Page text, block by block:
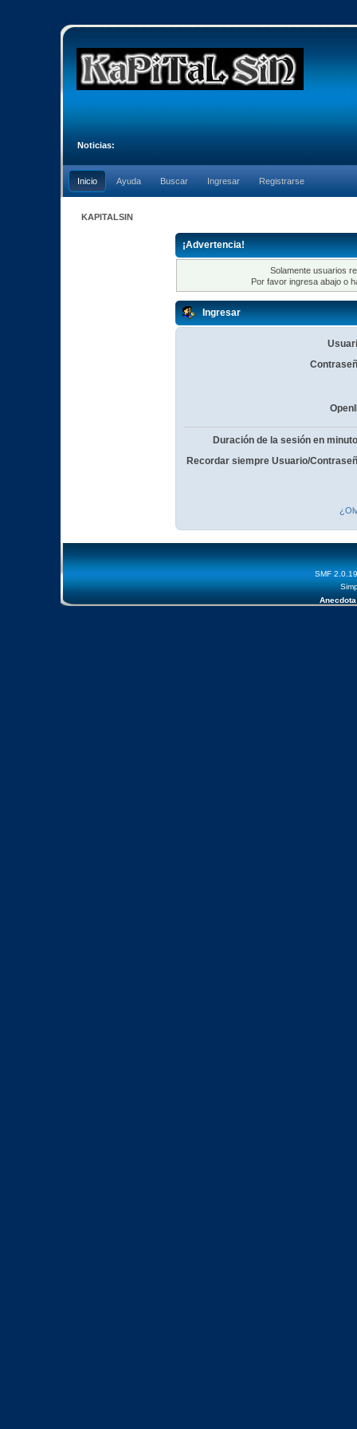
Noticias:
Inicio Ayuda Buscar Ingresar Registrarse
KAPITALSIN
¡Advertencia!
Solamente usuarios
Por favor ingresa abajo o
Ingresar
Duración de la sesión en
Recordar siempre Usuario/
SMF 2.0.19
Anecdota